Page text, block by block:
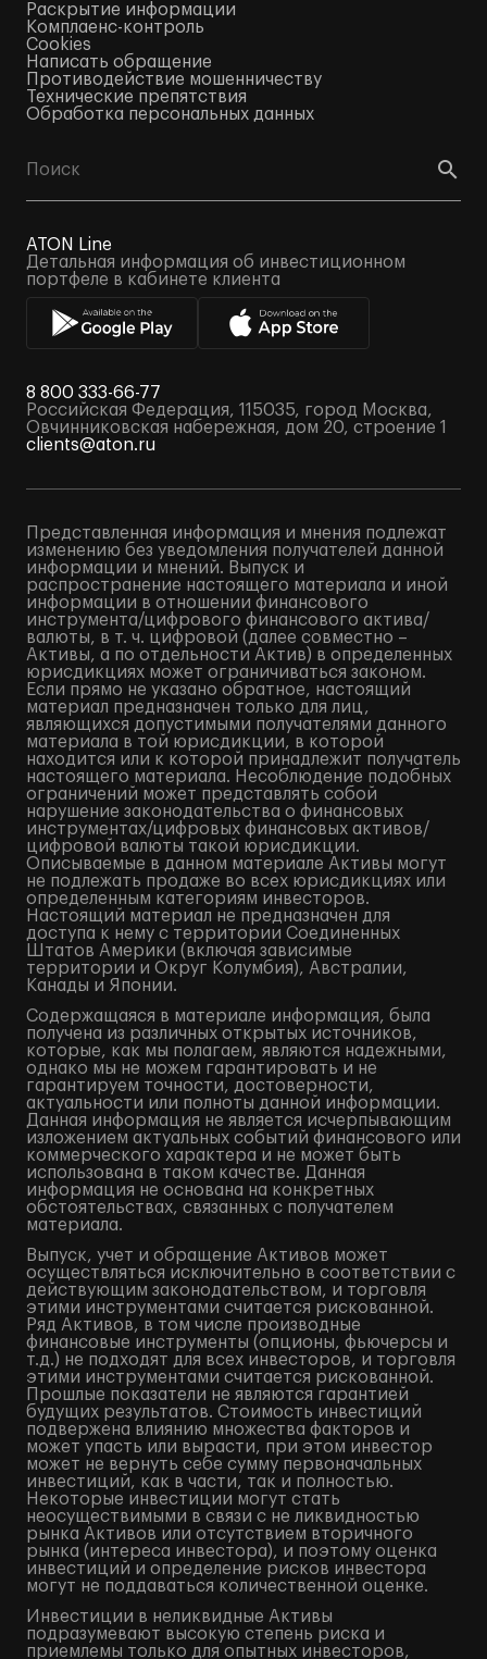
Раскрытие информации
Комплаенс-контроль
Cookies
Написать обращение
Противодействие мошенничеству
Технические препятствия
Обработка персональных данных
ATON Line
Детальная информация об инвестиционном
портфеле в кабинете клиента
8 800 333-66-77
Российская Федерация, 115035, город Москва,
Овчинниковская набережная, дом 20, строение 1
clients@aton.ru
Представленная информация и мнения подлежат
изменению без уведомления получателей данной
информации и мнений. Выпуск и
распространение настоящего материала и иной
информации в отношении финансового
инструмента/цифрового финансового актива/
валюты, в т. ч. цифровой (далее совместно –
Активы, а по отдельности Актив) в определенных
юрисдикциях может ограничиваться законом.
Если прямо не указано обратное, настоящий
материал предназначен только для лиц,
являющихся допустимыми получателями данного
материала в той юрисдикции, в которой
находится или к которой принадлежит получатель
настоящего материала. Несоблюдение подобных
ограничений может представлять собой
нарушение законодательства о финансовых
инструментах/цифровых финансовых активов/
цифровой валюты такой юрисдикции.
Описываемые в данном материале Активы могут
не подлежать продаже во всех юрисдикциях или
определенным категориям инвесторов.
Настоящий материал не предназначен для
доступа к нему с территории Соединенных
Штатов Америки (включая зависимые
территории и Округ Колумбия), Австралии,
Канады и Японии.
Содержащаяся в материале информация, была
получена из различных открытых источников,
которые, как мы полагаем, являются надежными,
однако мы не можем гарантировать и не
гарантируем точности, достоверности,
актуальности или полноты данной информации.
Данная информация не является исчерпывающим
изложением актуальных событий финансового или
коммерческого характера и не может быть
использована в таком качестве. Данная
информация не основана на конкретных
обстоятельствах, связанных с получателем
материала.
Выпуск, учет и обращение Активов может
осуществляться исключительно в соответствии с
действующим законодательством, и торговля
этими инструментами считается рискованной.
Ряд Активов, в том числе производные
финансовые инструменты (опционы, фьючерсы и
т.д.) не подходят для всех инвесторов, и торговля
этими инструментами считается рискованной.
Прошлые показатели не являются гарантией
будущих результатов. Стоимость инвестиций
подвержена влиянию множества факторов и
может упасть или вырасти, при этом инвестор
может не вернуть себе сумму первоначальных
инвестиций, как в части, так и полностью.
Некоторые инвестиции могут стать
неосуществимыми в связи с не ликвидностью
рынка Активов или отсутствием вторичного
рынка (интереса инвестора), и поэтому оценка
инвестиций и определение рисков инвестора
могут не поддаваться количественной оценке.
Инвестиции в неликвидные Активы
подразумевают высокую степень риска и
приемлемы только для опытных инвесторов,